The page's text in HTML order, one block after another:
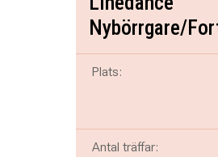
Nybörrgare/
Plats:
Antal träffar: